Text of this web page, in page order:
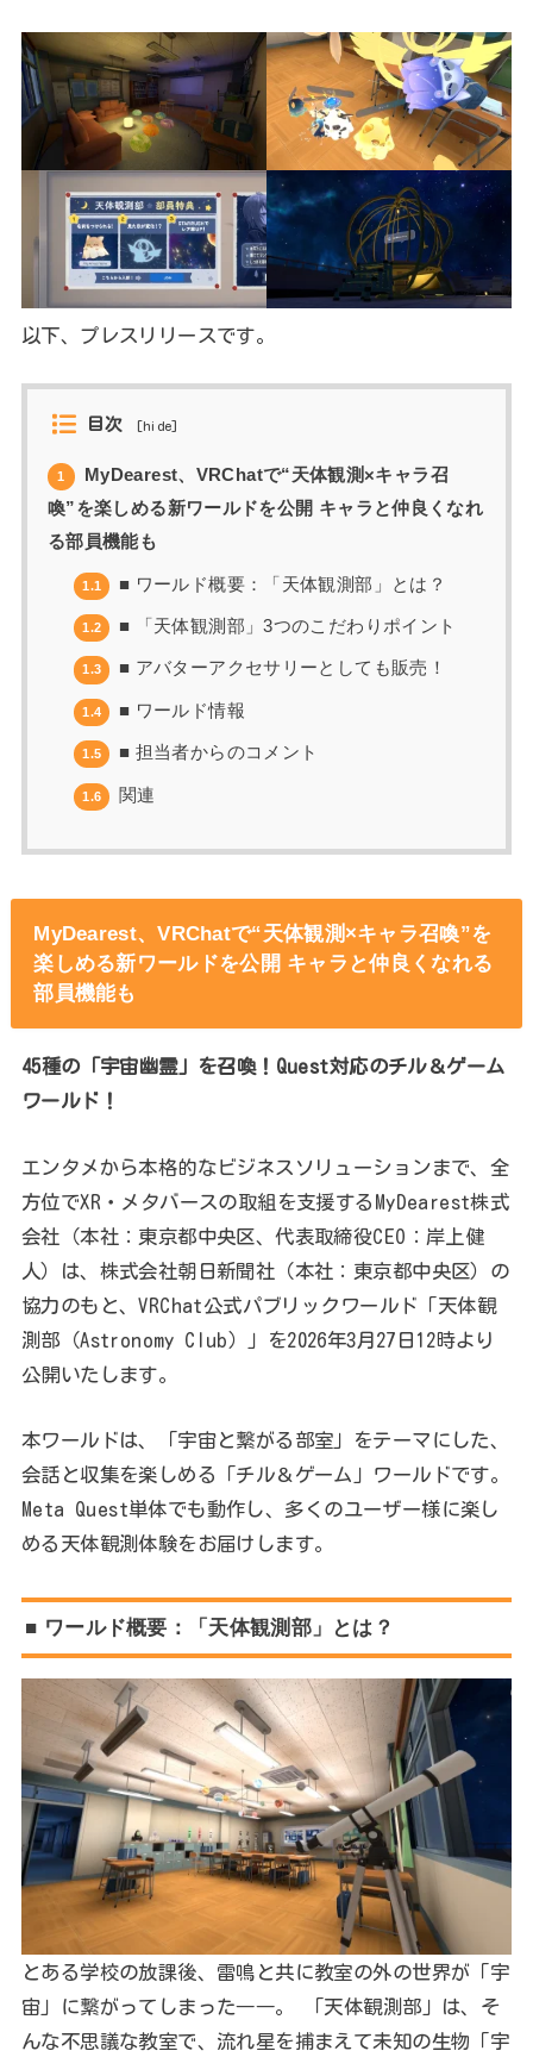
以下、プレスリリースです。
目次 [hide]
1
MyDearest、VRChatで“天体観測×キャラ召
喚”を楽しめる新ワールドを公開 キャラと仲良くなれ
る部員機能も
1.1 ■ ワールド概要：「天体観測部」とは？
1.2 ■ 「天体観測部」3つのこだわりポイント
1.3 ■ アバターアクセサリーとしても販売！
1.4 ■ ワールド情報
1.5 ■ 担当者からのコメント
1.6 関連
MyDearest、VRChatで“天体観測×キャラ召喚”を
楽しめる新ワールドを公開 キャラと仲良くなれる
部員機能も
45種の「宇宙幽霊」を召喚！Quest対応のチル＆ゲーム
ワールド！
エンタメから本格的なビジネスソリューションまで、全
方位でXR・メタバースの取組を支援するMyDearest株式
会社（本社：東京都中央区、代表取締役CEO：岸上健
人）は、株式会社朝日新聞社（本社：東京都中央区）の
協力のもと、VRChat公式パブリックワールド「天体観
測部（Astronomy Club）」を2026年3月27日12時より
公開いたします。
本ワールドは、「宇宙と繋がる部室」をテーマにした、
会話と収集を楽しめる「チル＆ゲーム」ワールドです。
Meta Quest単体でも動作し、多くのユーザー様に楽し
める天体観測体験をお届けします。
■ ワールド概要：「天体観測部」とは？
とある学校の放課後、雷鳴と共に教室の外の世界が「宇
宙」に繋がってしまった――。 「天体観測部」は、そ
んな不思議な教室で、流れ星を捕まえて未知の生物「宇